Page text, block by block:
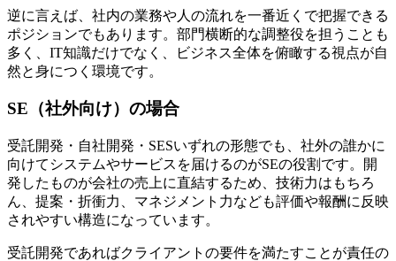
逆に言えば、 社内の業務や人の流れを一番近くで把握できる
ポジションでもあります。部門横断的な調整役を担うことも
多く、IT知識だけでなく、ビジネス全体を俯瞰する視点が自
然と身につく環境です。
SE（社外向け）の場合
受託開発・自社開発・SESいずれの形態でも、 社外の誰かに
向けてシステムやサービスを届けるのがSEの役割 です。開
発したものが会社の売上に直結するため、技術力はもちろ
ん、提案・折衝力、マネジメント力なども評価や報酬に反映
されやすい構造になっています。
受託開発であればクライアントの要件を満たすことが責任の